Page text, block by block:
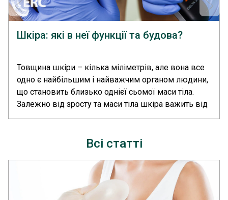
Шкіра: які в неї функції та будова?
Товщина шкіри – кілька міліметрів, але вона все
одно є найбільшим і найважчим органом людини,
що становить близько однієї сьомої маси тіла.
Залежно від зросту та маси тіла шкіра важить від
3,5 до 10 кг і має площу поверхні від 1,5 до 2 м2....
Всі статті